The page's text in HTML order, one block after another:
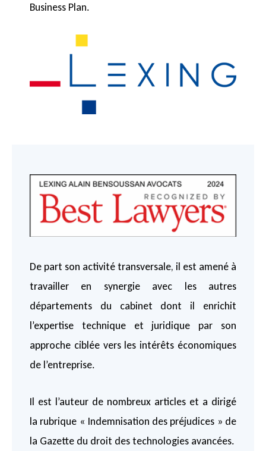
Business Plan.
De part son activité transversale, il est amené à
travailler en synergie avec les autres
départements du cabinet dont il enrichit
l’expertise technique et juridique par son
approche ciblée vers les intérêts économiques
de l’entreprise.
Il est l’auteur de nombreux articles et a dirigé
la rubrique « Indemnisation des préjudices » de
la Gazette du droit des technologies avancées.